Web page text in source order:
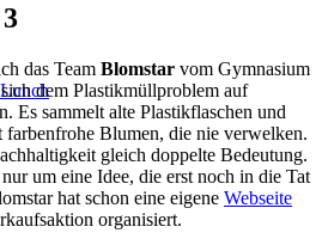
das Team Blomstar vom Gymnasium
dem Plastikmüllproblem auf
Es sammelt alte Plastikflaschen und
farbenfrohe Blumen, die nie verwelken.
gleich doppelte Bedeutung.
um eine Idee, die erst noch in die Tat
hat schon eine eigene Webseite
organisiert.